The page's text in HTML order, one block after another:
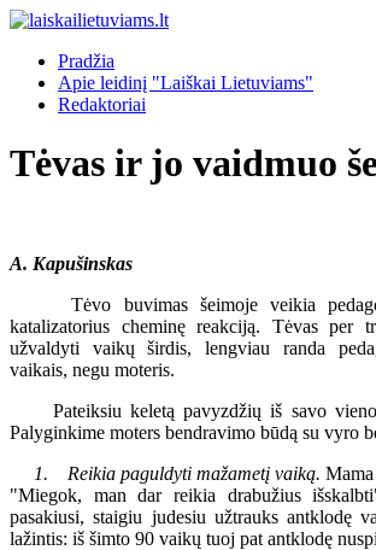
Pradžia
Apie leidinį "Laiškai Lietuviams"
Redaktoriai
Tėvas ir jo vaidmuo
A. Kapušinskas
Tėvo buvimas šeimoje veikia
katalizatorius cheminę reakciją. Tėvas per
užvaldyti vaikų širdis, lengviau randa
vaikais, negu moteris.
Pateiksiu keletą pavyzdžių iš savo
Palyginkime moters bendravimo būdą su vyro
1. Reikia paguldyti mažametį vaiką.
"Miegok, man dar reikia drabužius
pasakiusi, staigiu judesiu užtrauks antklodę
lažintis: iš šimto 90 vaikų tuoj pat antklodę